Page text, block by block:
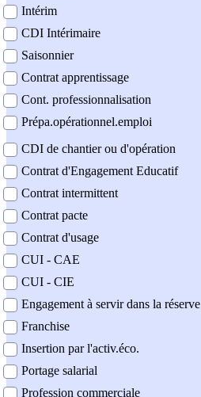
Intérim
CDI Intérimaire
Saisonnier
Contrat apprentissage
Cont. professionnalisation
Prépa.opérationnel.emploi
CDI de chantier ou d'opération
Contrat d'Engagement Educatif
Contrat intermittent
Contrat pacte
Contrat d'usage
CUI - CAE
CUI - CIE
Engagement à servir dans la réserve
Franchise
Insertion par l'activ.éco.
Portage salarial
Profession commerciale